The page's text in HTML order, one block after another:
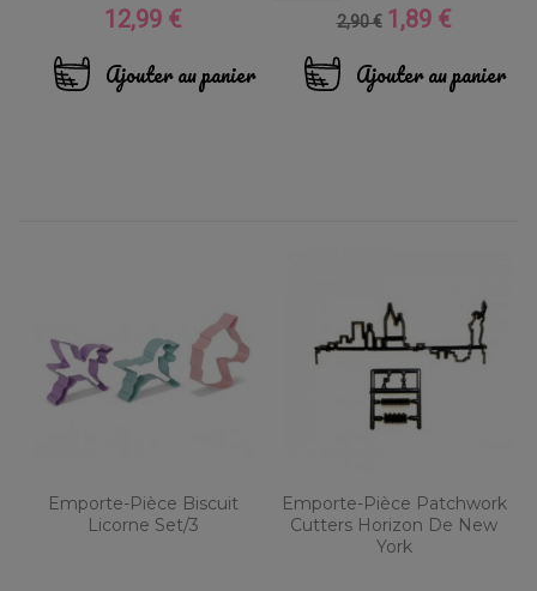
Prix
12,99 €
Ajouter au panier
Prix
base
2,90 € Prix
1,89 €
Ajouter au panier
Emporte-Pièce Biscuit
Licorne Set/3
Emporte-Pièce Patchwork
Cutters Horizon De New
York